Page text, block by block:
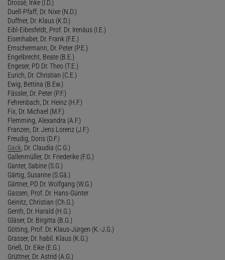
Drossé, Inke (I.D.)
Duell-Pfaff, Dr. Nixe (N.D.)
Duffner, Dr. Klaus (K.D.)
Eibl-Eibesfeldt, Prof. Dr. Irenäus (I.E.)
Eisenhaber, Dr. Frank (F.E.)
Emschermann, Dr. Peter (P.E.)
Engelbrecht, Beate (B.E.)
Engeser, PD Dr. Theo (T.E.)
Eurich, Dr. Christian (C.E.)
Ewig, Bettina (B.Ew.)
Fässler, Dr. Peter (P.F.)
Fehrenbach, Dr. Heinz (H.F.)
Fix, Dr. Michael (M.F.)
Flemming, Alexandra (A.F.)
Franzen, Dr. Jens Lorenz (J.F.)
Freudig, Doris (D.F.)
Gack , Dr. Claudia (C.G.)
Gallenmüller, Dr. Friederike (F.G.)
Ganter, Sabine (S.G.)
Gärtig, Susanne (S.Gä.)
Gärtner, PD Dr. Wolfgang (W.G.)
Gassen, Prof. Dr. Hans-Günter
Geinitz, Christian (Ch.G.)
Genth, Dr. Harald (H.G.)
Gläser, Dr. Birgitta (B.G.)
Götting, Prof. Dr. Klaus-Jürgen (K.-J.G.)
Grasser, Dr. habil. Klaus (K.G.)
Grieß, Dr. Eike (E.G.)
Grüttner, Dr. Astrid (A.G.)